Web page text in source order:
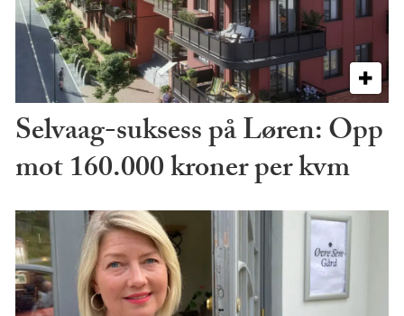
Selvaag-suksess på Løren: Opp
mot 160.000 kroner per kvm